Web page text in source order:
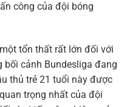
công của đội bóng
tổn thất rất lớn đối với
bối cảnh Bundesliga đang
thủ trẻ 21 tuổi này được
trọng nhất của đội